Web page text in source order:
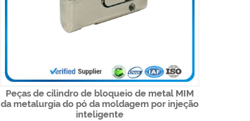
Peças de cilindro de bloqueio de metal MIM
da metalurgia do pó da moldagem por injeção
inteligente